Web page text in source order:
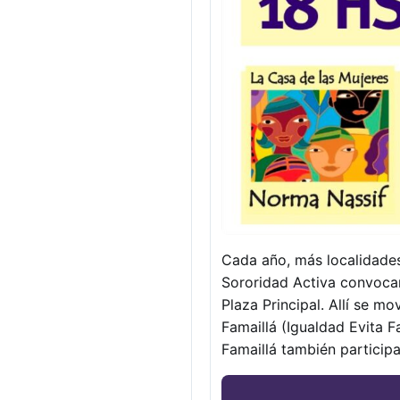
Cada año, más
Sororidad Activa
Plaza Principal. Allí se
Famaillá (Igualdad Evita
Famaillá también